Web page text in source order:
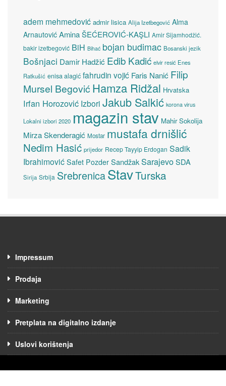
adem mehmedović admir lisica Alija Izetbegović Alma
Arnautović Amina ŠEĆEROVIĆ-KAŞLI Amir Sijamhodžić.
bakir izetbegović BiH Bihać bojan budimac Bosanski jezik
Bošnjaci Damir Hadžić Edib Kadić elvir resić Enes
Ratkušić enisa alagić fahrudin vojić Faris Nanić Filip
Mursel Begović Hamza Ridžal Hrvatska
Irfan Horozović Izbori Jakub Salkić korona virus
Lokalni izbori 2020 magazin stav Mahir Sokolija
Mirza Skenderagić Mostar mustafa drnišlić
Nedim Hasić prijedor Recep Tayyip Erdogan Sadik
Ibrahimović Safet Pozder SandžakSarajevoSDA
Sirija Srbija SrebrenicaStavTurska
Impressum
Prodaja
Marketing
Pretplata na digitalno izdanje
Uslovi korištenja